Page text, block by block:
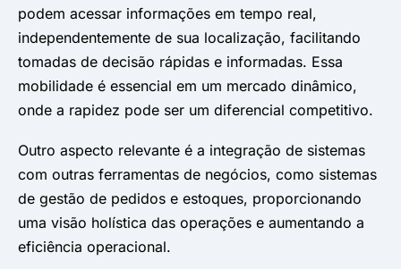
podem acessar informações em tempo real,
independentemente de sua localização, facilitando
tomadas de decisão rápidas e informadas. Essa
mobilidade é essencial em um mercado dinâmico,
onde a rapidez pode ser um diferencial competitivo.​
Outro aspecto relevante é a integração de sistemas
com outras ferramentas de negócios, como sistemas
de gestão de pedidos e estoques, proporcionando
uma visão holística das operações e aumentando a
eficiência operacional. ​